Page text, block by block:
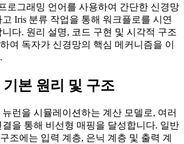
로그래밍 언어를 사용하여 간단한 신경망
Iris 분류 작업을 통해 워크플로를 시연
다. 원리 설명, 코드 구현 및 시각적 구조
여 독자가 신경망의 핵심 메커니즘을 이
기본 원리 및 구조
런을 시뮬레이션하는 계산 모델로, 여러
을 통해 비선형 매핑을 달성합니다. 일반
조에는 입력 계층, 은닉 계층 및 출력 계